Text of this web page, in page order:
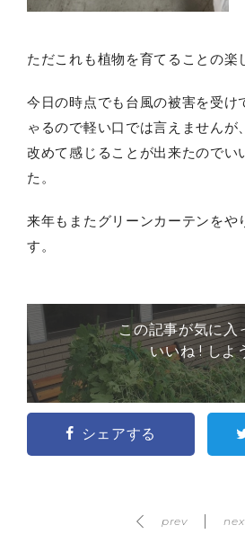
ただこれも植物を育てることの楽
今日の時点でも台風の被害を受け
ゃるので軽い口では言えませんが
改めて感じることが出来たのでい
た。
来年もまたグリーンカーテンをや
す。
この記事が気に入
いいね ! しよ
シェアする
prev